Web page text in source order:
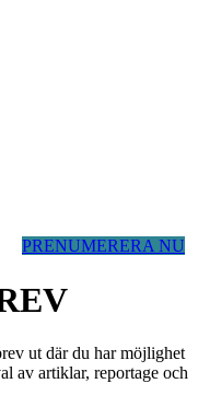
PRENUMERERA NU
ut där du har möjlighet
av artiklar, reportage och